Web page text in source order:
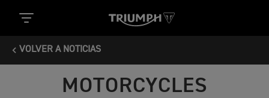
VOLVER A NOTICIAS
MOTORCYCLES